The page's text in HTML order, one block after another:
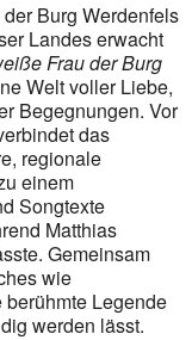
Burg Werdenfels
Landes erwacht
Frau der Burg
Welt voller Liebe,
Begegnungen. Vor
das
regionale
einem
Songtexte
Matthias
Gemeinsam
wie
Legende
werden lässt.